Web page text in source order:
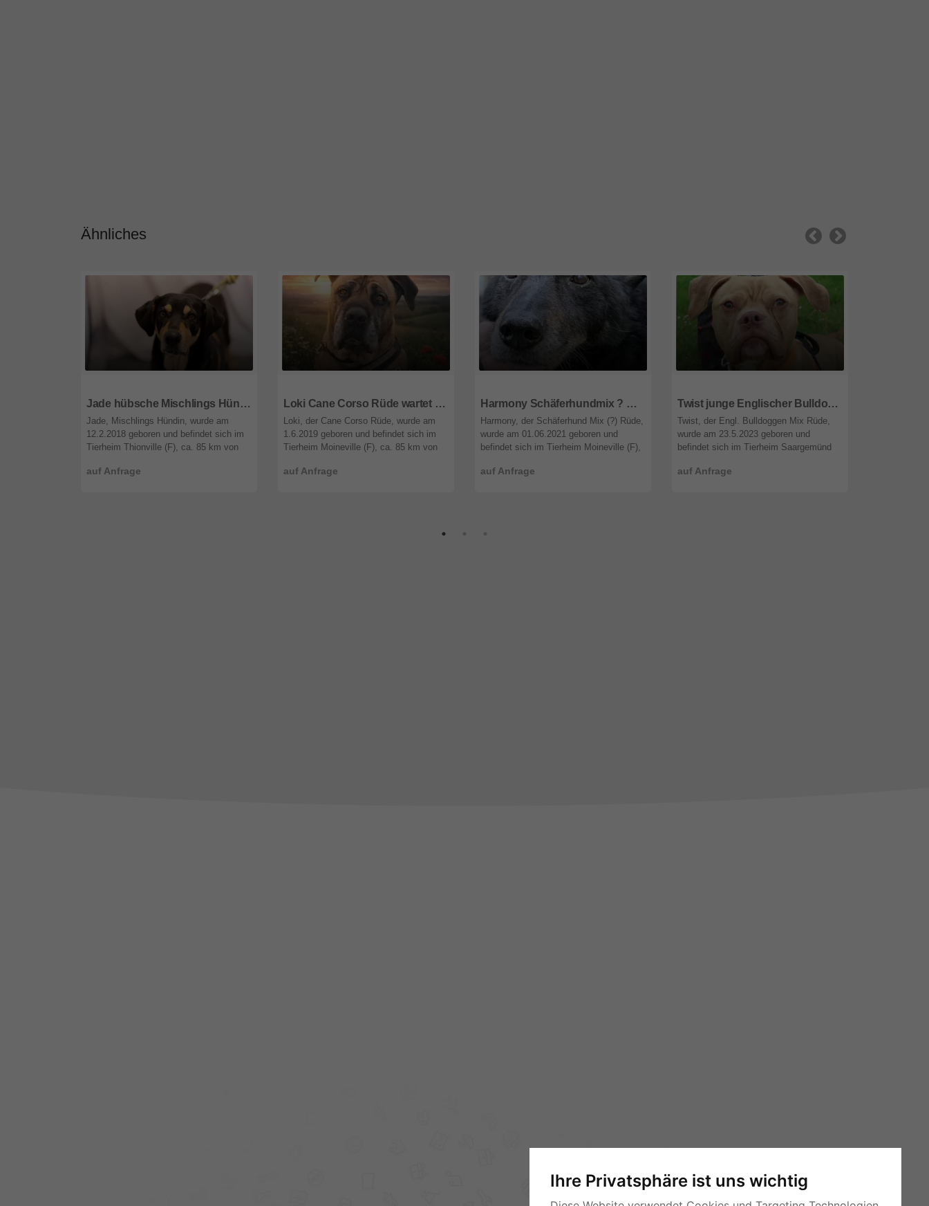
Ihre Privatsphäre ist uns wichtig
Ähnliches
Jade hübsche Mischlings Hündin sucht immer noch ein Zuhause
auf Anfrage
Jade, Mischlings Hündin, wurde am
12.2.2018 geboren und befindet sich im
Tierheim Thionville (F), ca. 85 km von
Jahren, völlig verängstigt, von ein ...
Loki Cane Corso Rüde wartet immer noch im Tierheim auf sein Zuhause
auf Anfrage
Loki, der Cane Corso Rüde, wurde am
1.6.2019 geboren und befindet sich im
Tierheim Moineville (F), ca. 85 km von
uns bewegen... Loki ist einer ...
Harmony Schäferhundmix ? Rüde wartet auf sein Zuhause
auf Anfrage
Harmony, der Schäferhund Mix (?) Rüde,
wurde am 01.06.2021 geboren und
befindet sich im Tierheim Moineville (F),
kommt aus Rumämien und macht sei ...
Twist junge Englischer Bulldoggen Mix Rüde sucht geduldiges Zuhause
auf Anfrage
Twist, der Engl. Bulldoggen Mix Rüde,
wurde am 23.5.2023 geboren und
befindet sich im Tierheim Saargemünd
hat im Moment noch etwas Angst vor Fr